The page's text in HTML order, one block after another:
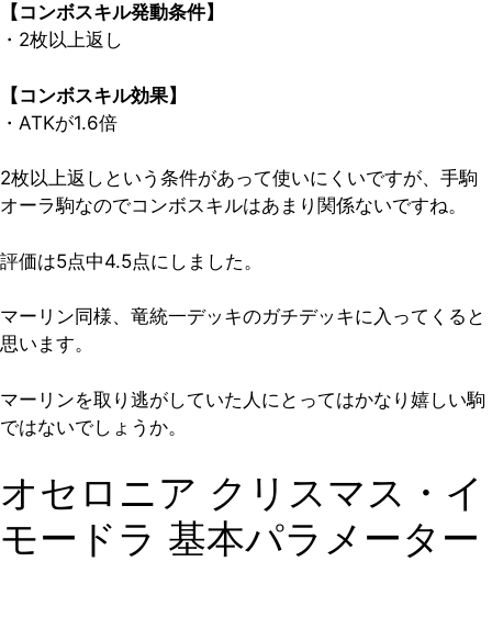
【コンボスキル発動条件】
・2枚以上返し
【コンボスキル効果】
・ATKが1.6倍
2枚以上返しという条件があって使いにくいですが、手駒
オーラ駒なのでコンボスキルはあまり関係ないですね。
評価は5点中4.5点にしました。
マーリン同様、竜統一デッキのガチデッキに入ってくると
思います。
マーリンを取り逃がしていた人にとってはかなり嬉しい駒
ではないでしょうか。
オセロニア クリスマス・イ
モードラ 基本パラメーター